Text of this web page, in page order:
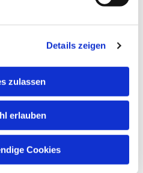
Details zeigen
zulassen
erlauben
Cookies